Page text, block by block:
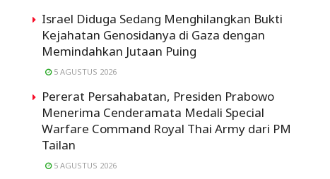
Israel Diduga Sedang Menghilangkan Bukti
Kejahatan Genosidanya di Gaza dengan
Memindahkan Jutaan Puing
5 AGUSTUS 2026
Pererat Persahabatan, Presiden Prabowo
Menerima Cenderamata Medali Special
Warfare Command Royal Thai Army dari PM
Tailan
5 AGUSTUS 2026